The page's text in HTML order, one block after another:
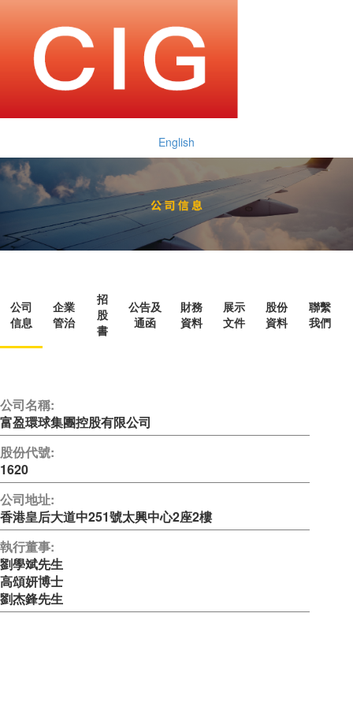
English
公司
信息
企業
管治
招
股
書
公告及
通函
財務
資料
展示
文件
股份
資料
聯繫
我們
公司名稱:
富盈環球集團控股有限公司
股份代號:
1620
公司地址:
香港皇后大道中251號太興中心2座2樓
執行董事:
劉學斌先生
高頌妍博士
劉杰鋒先生